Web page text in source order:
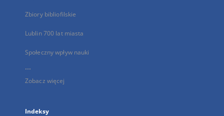
Zbiory bibliofilskie
Lublin 700 lat miasta
Społeczny wpływ nauki
...
Zobacz więcej
Indeksy